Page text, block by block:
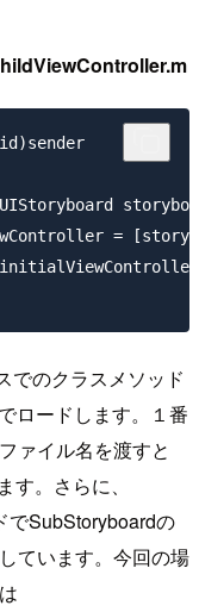
=
でのクラスメソッド
ロードします。１番
ァイル名を渡すと
。さらに、
でSubStoryboardの
ています。今回の場